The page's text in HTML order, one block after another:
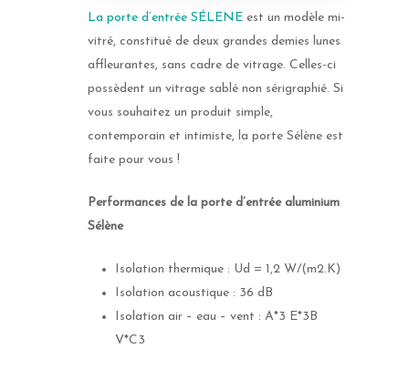
La porte d’entrée SÉLENE est un modèle mi-
vitré, constitué de deux grandes demies lunes
affleurantes, sans cadre de vitrage. Celles-ci
possèdent un vitrage sablé non sérigraphié. Si
vous souhaitez un produit simple,
contemporain et intimiste, la porte Sélène est
faite pour vous !
Performances de la porte d’entrée aluminium
Sélène
Isolation thermique : Ud = 1,2 W/(m2.K)
Isolation acoustique : 36 dB
Isolation air – eau – vent : A*3 E*3B
V*C3